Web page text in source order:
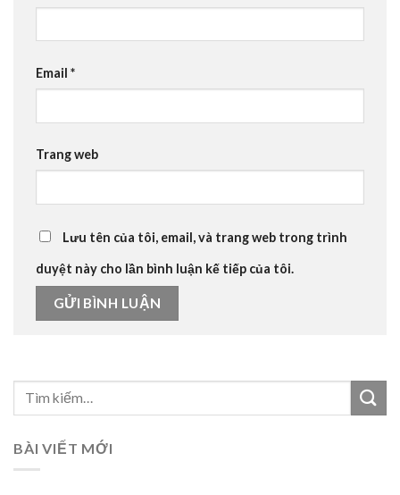
Email *
Trang web
Lưu tên của tôi, email, và trang web trong trình
duyệt này cho lần bình luận kế tiếp của tôi.
BÀI VIẾT MỚI